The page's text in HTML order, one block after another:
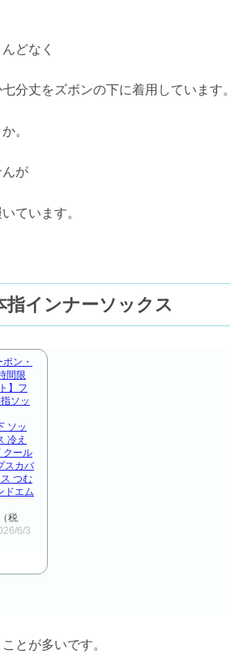
どなく
分丈をズボンの下に着用しています。
。
が
ています。
インナーソックス
ン・
間限
】フ
ソッ
ソッ
冷え
クール
スカバ
つむ
ドエム
税
6/3
とが多いです。